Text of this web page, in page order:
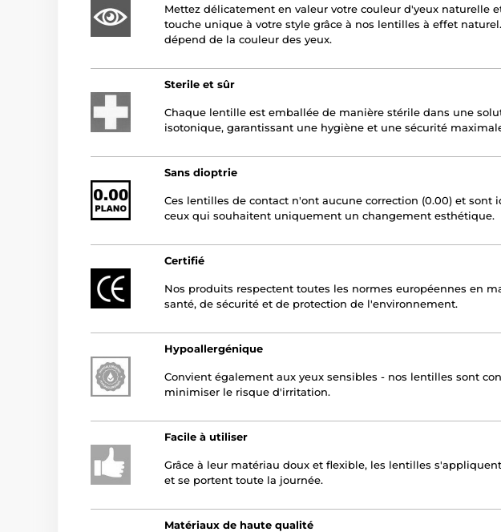
Mettez délicatement en valeur votre couleur d'yeux naturelle
touche unique à votre style grâce à nos lentilles à effet
dépend de la couleur des yeux.
Sterile et sûr
Chaque lentille est emballée de manière stérile dans une
isotonique, garantissant une hygiène et une sécurité
Sans dioptrie
Ces lentilles de contact n'ont aucune correction (0.00) et sont
ceux qui souhaitent uniquement un changement esthétique.
Certifié
Nos produits respectent toutes les normes européennes en
santé, de sécurité et de protection de l'environnement.
Hypoallergénique
Convient également aux yeux sensibles - nos lentilles sont
minimiser le risque d'irritation.
Facile à utiliser
Grâce à leur matériau doux et flexible, les lentilles
et se portent toute la journée.
Matériaux de haute qualité